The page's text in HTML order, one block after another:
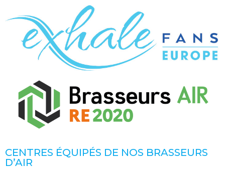
CENTRES ÉQUIPÉS DE NOS BRASSEURS
D’AIR